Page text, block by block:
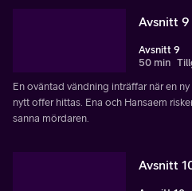
Avsnitt 9
Avsnitt 9
50 min
En oväntad vändning inträffar när en
nytt offer hittas. Ena och Hansaem
sanna mördaren.
Avsnitt